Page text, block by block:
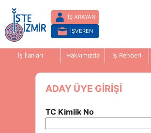
İŞ ARAYAN
İŞVEREN
İş İlanları Hakkımızda İş Rehberi
ADAY ÜYE GIRIŞI
TC Kimlik No